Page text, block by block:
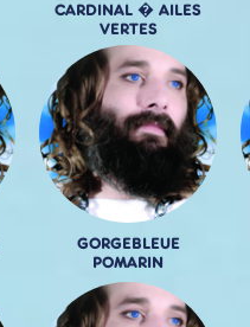
CARDINAL � AILES
VERTES
GORGEBLEUE
POMARIN